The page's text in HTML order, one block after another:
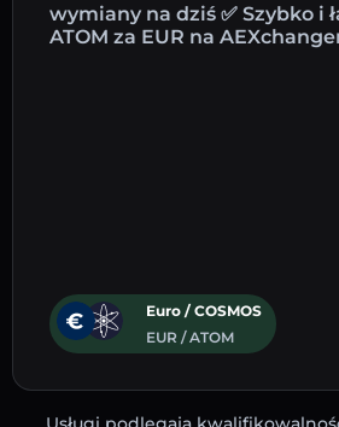
wymiany na dziś ✅ Szybko i
ATOM za EUR na
Euro / COSMOS
EUR / ATOM